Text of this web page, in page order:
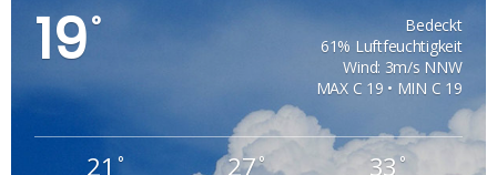
19°
Bedeckt
61% Luftfeuchtigkeit
Wind: 3m/s NNW
MAX C 19 • MIN C 19
21 ° 27° 33°